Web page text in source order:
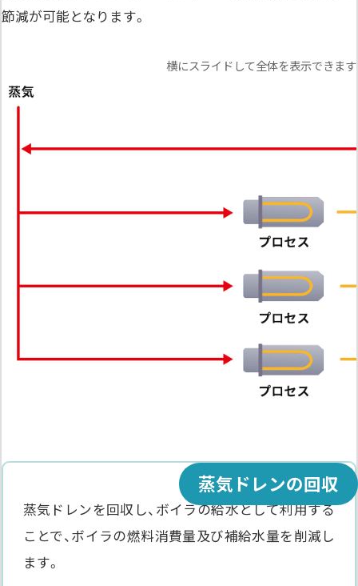
節減が可能となります。
蒸気ドレンの回収
蒸気ドレンを回収し、ボイラの給水として利用する
ことで、ボイラの燃料消費量及び補給水量を削減し
ます。